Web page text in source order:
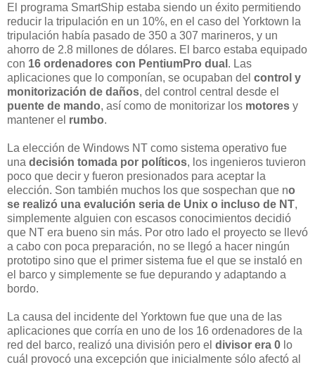
El programa SmartShip estaba siendo un éxito permitiendo
reducir la tripulación en un 10%, en el caso del Yorktown la
tripulación había pasado de 350 a 307 marineros, y un
ahorro de 2.8 millones de dólares. El barco estaba equipado
con 16 ordenadores con PentiumPro dual . Las
aplicaciones que lo componían, se ocupaban del control y
monitorización de daños, del control central desde el
puente de mando, así como de monitorizar los motores y
mantener el rumbo.
La elección de Windows NT como sistema operativo fue
una decisión tomada por políticos, los ingenieros tuvieron
poco que decir y fueron presionados para aceptar la
elección. Son también muchos los que sospechan que no
se realizó una evalución seria de Unix o incluso de NT,
simplemente alguien con escasos conocimientos decidió
que NT era bueno sin más. Por otro lado el proyecto se llevó
a cabo con poca preparación, no se llegó a hacer ningún
prototipo sino que el primer sistema fue el que se instaló en
el barco y simplemente se fue depurando y adaptando a
bordo.
La causa del incidente del Yorktown fue que una de las
aplicaciones que corría en uno de los 16 ordenadores de la
red del barco, realizó una división pero el divisor era 0 lo
cuál provocó una excepción que inicialmente sólo afectó al